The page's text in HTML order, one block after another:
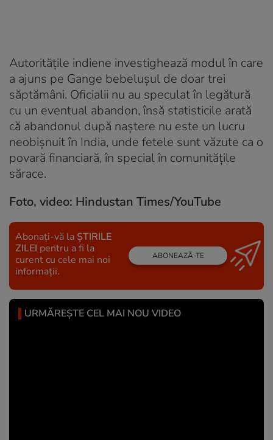
Autoritățile indiene investighează modul în care
a ajuns pe Gange bebelușul de doar trei
săptămâni. Oficialii nu au speculat în legătură
cu un eventual abandon, însă statisticile arată
că abandonul după naștere nu este un lucru
neobișnuit în India, unde fetele sunt văzute ca o
povară financiară, în special în comunitățile
sărace.
Foto, video: Hindustan Times/YouTube
Abonați-vă la ȘTIRILE
ZILEI pentru a fi la
curent cu cele mai noi
informații.
ABONEAZĂ-TE
URMĂREȘTE CEL MAI NOU VIDEO